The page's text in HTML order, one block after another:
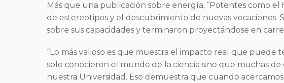
Más que una publicación sobre energía, “Potentes como
de estereotipos y el descubrimiento de nuevas
sobre sus capacidades y terminaron proyectándose en
“Lo más valioso es que muestra el impacto real que
solo conocieron el mundo de la ciencia sino que muchas de
nuestra Universidad. Eso demuestra que cuando